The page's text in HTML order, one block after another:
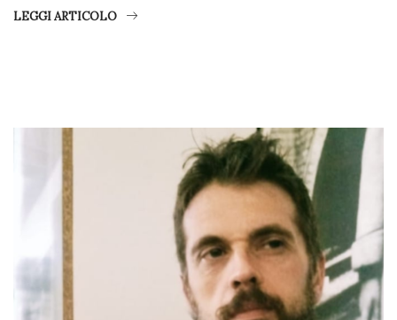
LEGGI ARTICOLO